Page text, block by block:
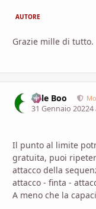
AUTORE
Grazie mille di tutto.
Bille Boo
31 Gennaio 20224
Il punto al limite
gratuita, puoi
attacco della
attacco - finta -
A meno che la